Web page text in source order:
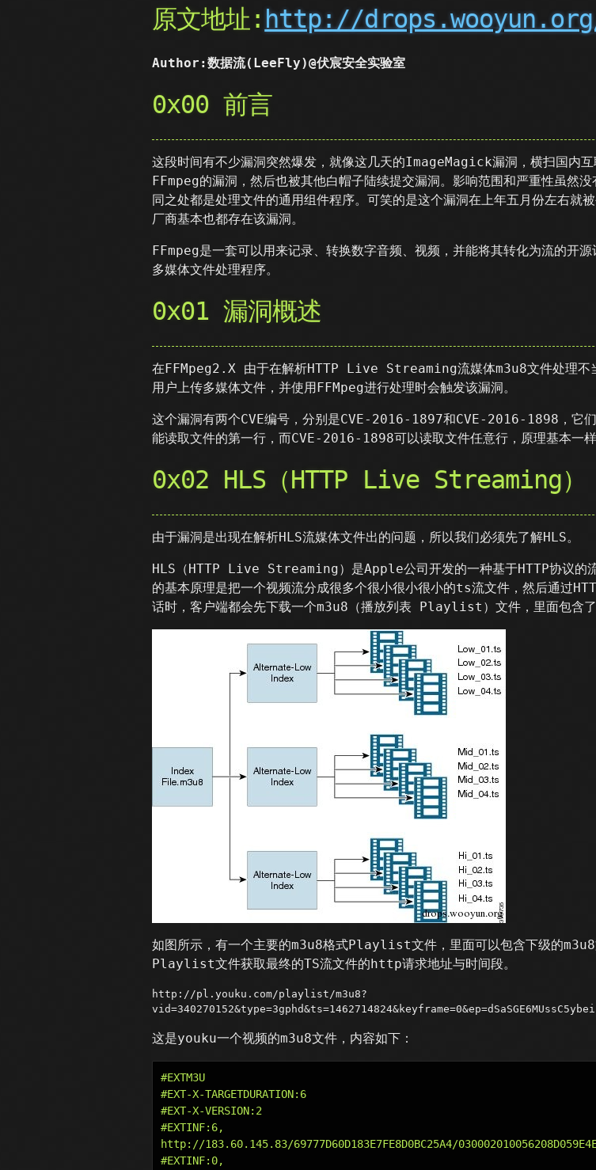
原文地址: http://
Author:数据流(LeeFly)@伏宸安全实验室
0x00 前言
这段时间有不少漏洞突然爆发，就像这几天的ImageMagick漏洞，横扫国内互
FFmpeg的漏洞，然后也被其他白帽子陆续提交漏洞。影响范围和严重性虽
同之处都是处理文件的通用组件程序。可笑的是这个漏洞在上年五月份左右就
厂商基本也都存在该漏洞。
FFmpeg是一套可以用来记录、转换数字音频、视频，并能将其转化为流的开
多媒体文件处理程序。
0x01 漏洞概述
在FFMpeg2.X 由于在解析HTTP Live Streaming流媒体m3u8文件处理不当
用户上传多媒体文件，并使用FFMpeg进行处理时会触发该漏洞。
这个漏洞有两个CVE编号，分别是CVE-2016-1897和CVE-2016-1898，它
能读取文件的第一行，而CVE-2016-1898可以读取文件任意行，原理基本一样
0x02 HLS（HTTP Live Streaming）
由于漏洞是出现在解析HLS流媒体文件出的问题，所以我们必须先了解HLS。
HLS（HTTP Live Streaming）是Apple公司开发的一种基于HTTP协议的
的基本原理是把一个视频流分成很多个很小很小很小的ts流文件，然后通过
话时，客户端都会先下载一个m3u8（播放列表 Playlist）文件，里面包含了
如图所示，有一个主要的m3u8格式Playlist文件，里面可以包含下级的m3u8
Playlist文件获取最终的TS流文件的http请求地址与时间段。
http://pl.youku.com/playlist/m3u8?
这是youku一个视频的m3u8文件，内容如下：
#EXTM3U
#EXT-X-TARGETDURATION:6
#EXT-X-VERSION:2
#EXTINF:6,
http://183.60.145.83/69777D60D183E7FE8D0BC25A4/
#EXTINF:0,